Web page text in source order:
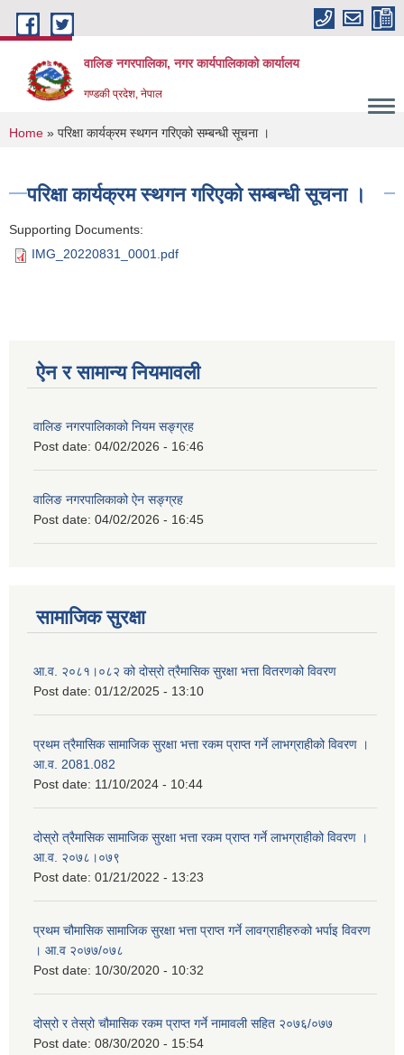
Skip to main content
वालिङ नगरपालिका, नगर कार्यपालिकाको कार्यालय
गण्डकी प्रदेश, नेपाल
You are here
Home » परिक्षा कार्यक्रम स्थगन गरिएको सम्बन्धी सूचना ।
परिक्षा कार्यक्रम स्थगन गरिएको सम्बन्धी सूचना ।
Supporting Documents:
IMG_20220831_0001.pdf
ऐन र सामान्य नियमावली
वालिङ नगरपालिकाको नियम सङ्ग्रह
Post date: 04/02/2026 - 16:46
वालिङ नगरपालिकाको ऐन सङ्ग्रह
Post date: 04/02/2026 - 16:45
सामाजिक सुरक्षा
आ.व. २०८१।०८२ को दोस्रो त्रैमासिक सुरक्षा भत्ता वितरणको विवरण
Post date: 01/12/2025 - 13:10
प्रथम त्रैमासिक सामाजिक सुरक्षा भत्ता रकम प्राप्त गर्ने लाभग्राहीको विवरण ।
आ.व. 2081.082
Post date: 11/10/2024 - 10:44
दोस्रो त्रैमासिक सामाजिक सुरक्षा भत्ता रकम प्राप्त गर्ने लाभग्राहीको विवरण ।
आ.व. २०७८।०७९
Post date: 01/21/2022 - 13:23
प्रथम चौमासिक सामाजिक सुरक्षा भत्ता प्राप्त गर्ने लावग्राहीहरुको भर्पाइ विवरण
। आ.व २०७७/०७८
Post date: 10/30/2020 - 10:32
दोस्रो र तेस्रो चौमासिक रकम प्राप्त गर्ने नामावली सहित २०७६/०७७
Post date: 08/30/2020 - 15:54